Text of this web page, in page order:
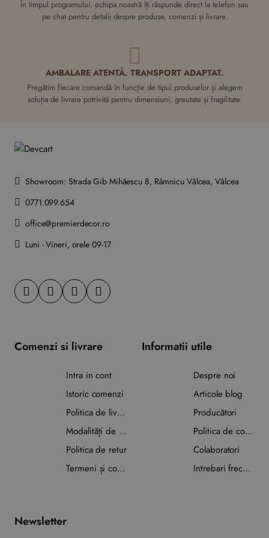
În timpul programului, echipa noastră îți răspunde direct la telefon sau
pe chat pentru detalii despre produse, comenzi și livrare.
AMBALARE ATENTĂ. TRANSPORT ADAPTAT.
Pregătim fiecare comandă în funcție de tipul produselor și alegem
soluția de livrare potrivită pentru dimensiuni, greutate și fragilitate.
Showroom: Strada Gib Mihăescu 8, Râmnicu Vâlcea, Vâlcea
0771.099.654
office@premierdecor.ro
Luni - Vineri, orele 09-17
Comenzi si livrare
Intra in cont
Istoric comenzi
Politica de livrare
Modalități de plată
Politica de retur
Termeni și condiții
Informatii utile
Despre noi
Articole blog
Producători
Politica de confidențialitate
Colaboratori
Intrebari frecvente
Newsletter